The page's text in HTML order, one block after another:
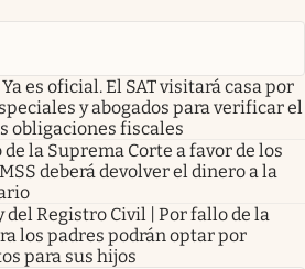
Ya es oficial. El SAT visitará casa por
y abogados para verificar el
obligaciones fiscales
la Suprema Corte a favor de los
deberá devolver el dinero a la
del Registro Civil | Por fallo de la
los padres podrán optar por
para sus hijos